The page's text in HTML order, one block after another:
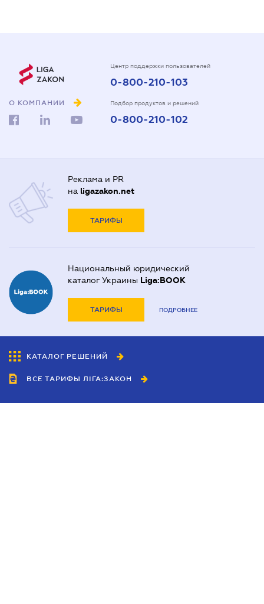
О КОМПАНИИ
Центр поддержки пользователей
0-800-210-103
Подбор продуктов и решений
0-800-210-102
Реклама и PR
на ligazakon.net
ТАРИФЫ
Национальный юридический
каталог Украины Liga:BOOK
ТАРИФЫ ПОДРОБНЕЕ
КАТАЛОГ РЕШЕНИЙ
ВСЕ ТАРИФЫ ЛІГА:ЗАКОН